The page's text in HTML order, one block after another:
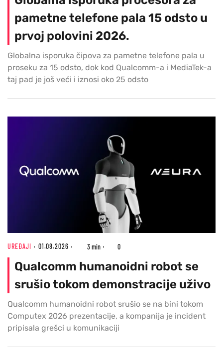
pametne telefone pala 15 odsto u
prvoj polovini 2026.
Globalna isporuka čipova za pametne telefone pala u
proseku za 15 odsto, dok kod Qualcomm-a i MediaTek-a
taj pad je još veći i iznosi oko 25 odsto
UREĐAJI 01.08.2026 3 min 0
Qualcomm humanoidni robot se
srušio tokom demonstracije uživo
Qualcomm humanoidni robot srušio se na bini tokom
Computex 2026 prezentacije, a kompanija je incident
pripisala grešci u komunikaciji